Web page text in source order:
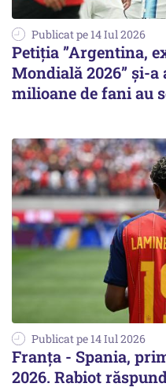
Publicat pe 14 Iul 2026
Petiția ”Argentina,
Mondială 2026” și-a
milioane de fani au
Publicat pe 14 Iul 2026
Franța - Spania,
2026. Rabiot